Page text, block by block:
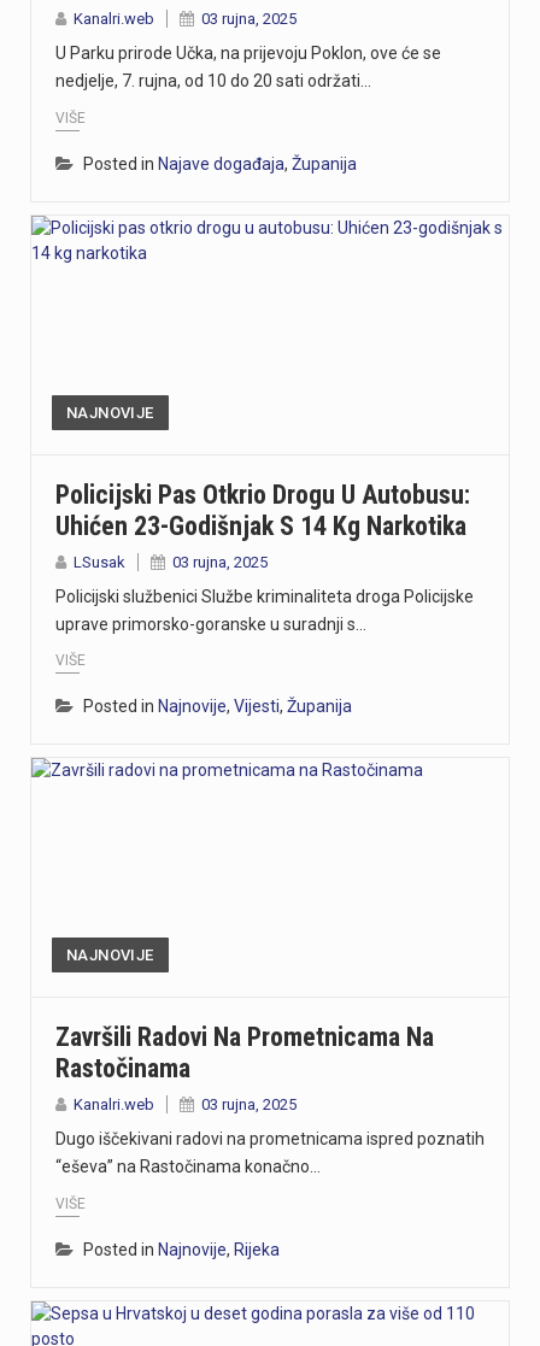
Kanalri.web 03 rujna, 2025
U Parku prirode Učka, na prijevoju Poklon, ove će se
nedjelje, 7. rujna, od 10 do 20 sati održati…
VIŠE
Posted in Najave događaja, Županija
NAJNOVIJE
Policijski Pas Otkrio Drogu U Autobusu:
Uhićen 23-Godišnjak S 14 Kg Narkotika
LSusak 03 rujna, 2025
Policijski službenici Službe kriminaliteta droga Policijske
uprave primorsko-goranske u suradnji s…
VIŠE
Posted in Najnovije, Vijesti, Županija
NAJNOVIJE
Završili Radovi Na Prometnicama Na
Rastočinama
Kanalri.web 03 rujna, 2025
Dugo iščekivani radovi na prometnicama ispred poznatih
“eševa” na Rastočinama konačno…
VIŠE
Posted in Najnovije, Rijeka